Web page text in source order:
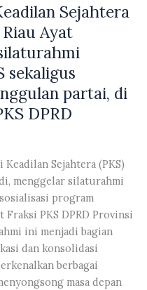
Sejahtera
Ayat
sekaligus
partai, di
DPRD
Sejahtera (PKS)
menggelar silaturahmi
program
PKS DPRD Provinsi
ini menjadi bagian
dan konsolidasi
berbagai
masa depan